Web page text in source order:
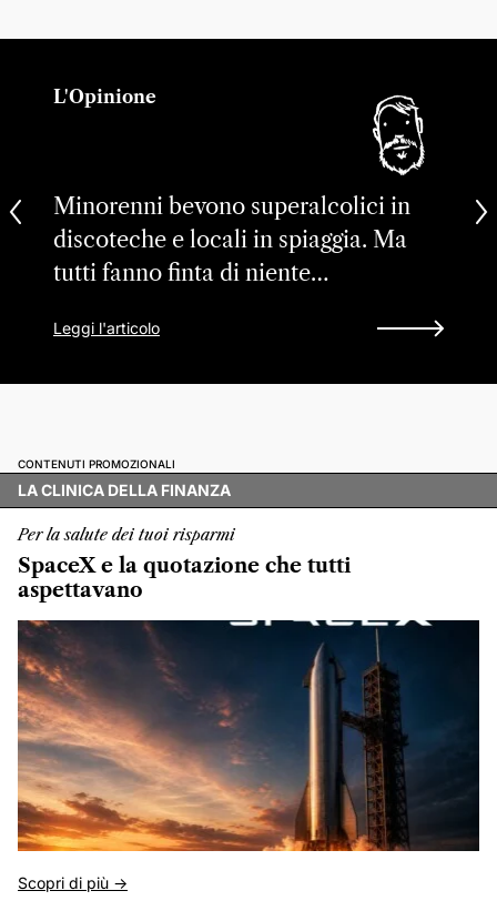
L'Opinione
Minorenni bevono superalcolici in
discoteche e locali in spiaggia. Ma
tutti fanno finta di niente…
Leggi l'articolo
CONTENUTI PROMOZIONALI
LA CLINICA DELLA FINANZA
Per la salute dei tuoi risparmi
SpaceX e la quotazione che tutti
aspettavano
Scopri di più ->